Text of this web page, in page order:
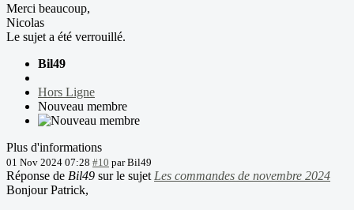
Merci beaucoup,
Nicolas
Le sujet a été verrouillé.
Bil49
Hors Ligne
Nouveau membre
Plus d'informations
01 Nov 2024 07:28 #10 parBil49
Réponse de Bil49 sur le sujet Les commandes de novembre 2024
Bonjour Patrick,